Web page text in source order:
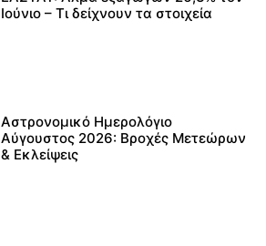
Ιούνιο – Τι δείχνουν τα στοιχεία
Αστρονομικό Ημερολόγιο
Αύγουστος 2026: Βροχές Μετεώρων
& Εκλείψεις